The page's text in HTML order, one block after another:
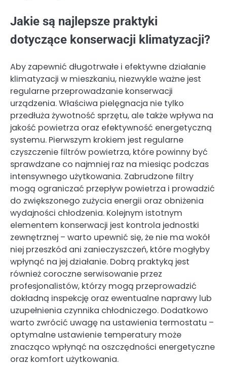
Jakie są najlepsze praktyki
dotyczące konserwacji klimatyzacji?
Aby zapewnić długotrwałe i efektywne działanie
klimatyzacji w mieszkaniu, niezwykle ważne jest
regularne przeprowadzanie konserwacji
urządzenia. Właściwa pielęgnacja nie tylko
przedłuża żywotność sprzętu, ale także wpływa na
jakość powietrza oraz efektywność energetyczną
systemu. Pierwszym krokiem jest regularne
czyszczenie filtrów powietrza, które powinny być
sprawdzane co najmniej raz na miesiąc podczas
intensywnego użytkowania. Zabrudzone filtry
mogą ograniczać przepływ powietrza i prowadzić
do zwiększonego zużycia energii oraz obniżenia
wydajności chłodzenia. Kolejnym istotnym
elementem konserwacji jest kontrola jednostki
zewnętrznej – warto upewnić się, że nie ma wokół
niej przeszkód ani zanieczyszczeń, które mogłyby
wpłynąć na jej działanie. Dobrą praktyką jest
również coroczne serwisowanie przez
profesjonalistów, którzy mogą przeprowadzić
dokładną inspekcję oraz ewentualne naprawy lub
uzupełnienia czynnika chłodniczego. Dodatkowo
warto zwrócić uwagę na ustawienia termostatu –
optymalne ustawienie temperatury może
znacząco wpłynąć na oszczędności energetyczne
oraz komfort użytkowania.